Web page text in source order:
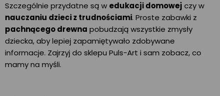
Szczególnie przydatne są w edukacji domowej czy w
nauczaniu dzieci z trudnościami. Proste zabawki z
pachnącego drewna pobudzają wszystkie zmysły
dziecka, aby lepiej zapamiętywało zdobywane
informacje. Zajrzyj do sklepu Puls-Art i sam zobacz, co
mamy na myśli.